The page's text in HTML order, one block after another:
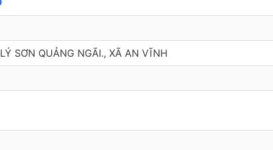
SƠN QUẢNG NGÃI., XÃ AN VĨNH